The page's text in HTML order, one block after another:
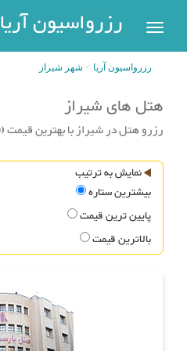
رزرواسیون آریارزرواسیون
اریا
هتل
شهر
های
پیگیری
بازگشت
هتل
های
تهران
مشهد
رزرواسیون آریا شهر شیراز
هتل های شیراز
رزرو هتل در شیراز با بهترین قیمت (46 واحد اقامتی)
نمایش به ترتیب
بیشترین ستاره
پایین ترین قیمت
بالاترین قیمت